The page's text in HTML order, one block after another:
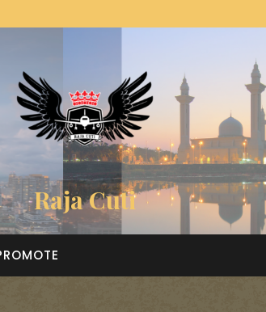
Raja Cuti